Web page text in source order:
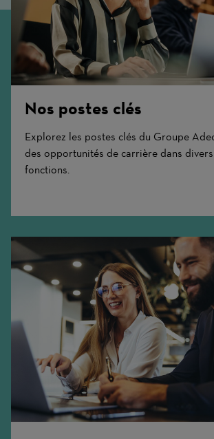
Nos postes clés
Explorez les postes clés du Groupe
des opportunités de carrière dans
fonctions.